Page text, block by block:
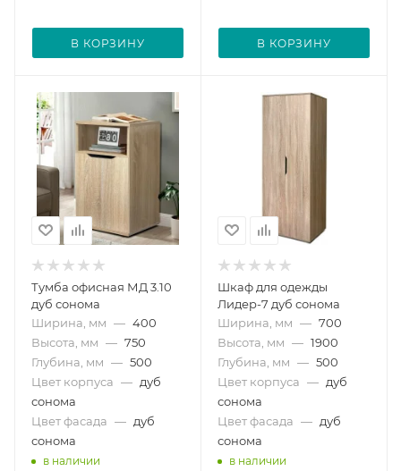
В КОРЗИНУ В КОРЗИНУ
Тумба офисная МД 3.10
дуб сонома
Ширина, мм — 400
Высота, мм — 750
Глубина, мм — 500
Цвет корпуса — дуб
сонома
Цвет фасада — дуб
сонома
в наличии
Шкаф для одежды
Лидер-7 дуб сонома
Ширина, мм — 700
Высота, мм — 1900
Глубина, мм — 500
Цвет корпуса — дуб
сонома
Цвет фасада — дуб
сонома
в наличии